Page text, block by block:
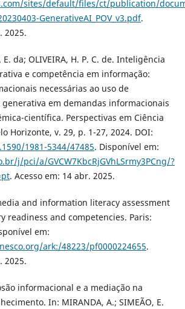
sites/default/files/ct/publication/
GenerativeAI_POV_v3.pdf.
2025.
E. da; OLIVEIRA, H. P. C. de. Inteligência
e competência em informação:
necessárias ao uso de
em demandas informacionais
científica. Perspectivas em Ciência
Horizonte, v. 29, p. 1-27, 2024. DOI:
1981-5344/47485. Disponível em:
j/pci/a/GVCW7KbcRjGVhLSrmy3PCng/?
. Acesso em: 14 abr. 2025.
and information literacy assessment
readiness and competencies. Paris:
em:
ark:/48223/pf0000224655.
2025.
informacional e a mediação na
In: MIRANDA, A.; SIMEÃO, E.